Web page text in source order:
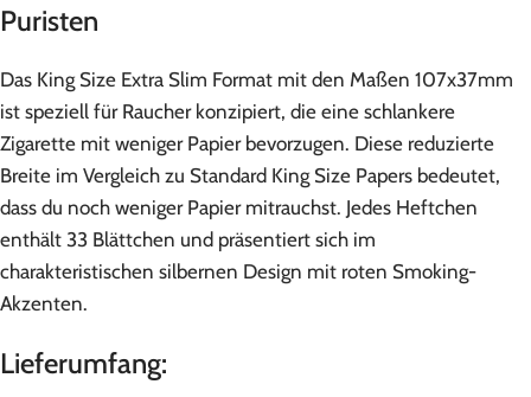
Puristen
Das King Size Extra Slim Format mit den Maßen 107x37mm
ist speziell für Raucher konzipiert, die eine schlankere
Zigarette mit weniger Papier bevorzugen. Diese reduzierte
Breite im Vergleich zu Standard King Size Papers bedeutet,
dass du noch weniger Papier mitrauchst. Jedes Heftchen
enthält 33 Blättchen und präsentiert sich im
charakteristischen silbernen Design mit roten Smoking-
Akzenten.
Lieferumfang: